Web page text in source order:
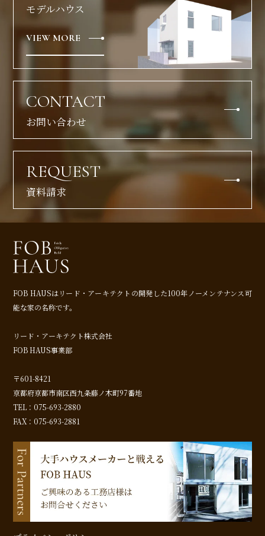
モデルハウス
VIEW MORE
CONTACT
お問い合わせ
REQUEST
資料請求
FOB HAUSはリード・アーキテクトの開発した100年ノーメンテナンス可
能な家の名称です。
リード・アーキテクト株式会社
FOB HAUS事業部
〒601-8421
京都府京都市南区西九条藤ノ木町97番地
TEL：075-693-2880
FAX：075-693-2881